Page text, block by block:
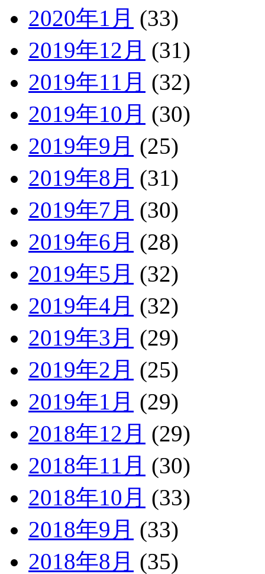
2020年1月 (33)
2019年12月 (31)
2019年11月 (32)
2019年10月 (30)
2019年9月 (25)
2019年8月 (31)
2019年7月 (30)
2019年6月 (28)
2019年5月 (32)
2019年4月 (32)
2019年3月 (29)
2019年2月 (25)
2019年1月 (29)
2018年12月 (29)
2018年11月 (30)
2018年10月 (33)
2018年9月 (33)
2018年8月 (35)